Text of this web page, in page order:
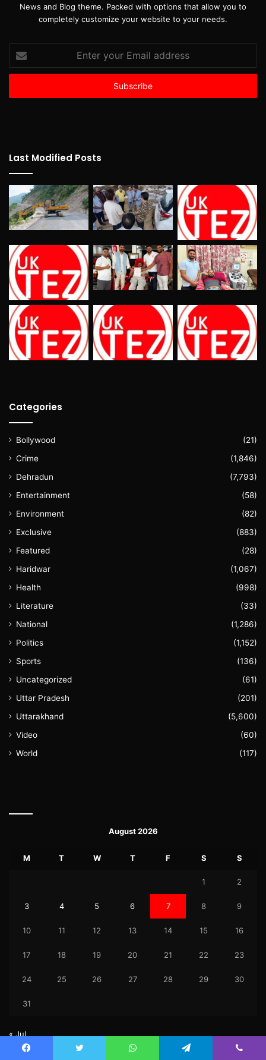
News and Blog theme. Packed with options that allow you to
completely customize your website to your needs.
Enter
your
Email
Last Modified Posts
Categories
Bollywood
(21)
Crime
(1,846)
Dehradun
(7,793)
Entertainment
(58)
Environment
(82)
Exclusive
(883)
Featured
(28)
Haridwar
(1,067)
Health
(998)
Literature
(33)
National
(1,286)
Politics
(1,152)
Sports
(136)
Uncategorized
(61)
Uttar Pradesh
(201)
Uttarakhand
(5,600)
Video
(60)
World
(117)
August 2026
M T W T F S S
1 2
3 4 5 6 7 8 9
10 11 12 13 14 15 16
17 18 19 20 21 22 23
24 25 26 27 28 29 30
31
« Jul